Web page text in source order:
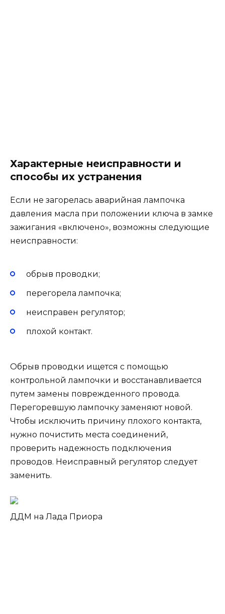
Характерные неисправности и
способы их устранения
Если не загорелась аварийная лампочка
давления масла при положении ключа в замке
зажигания «включено», возможны следующие
неисправности:
обрыв проводки;
перегорела лампочка;
неисправен регулятор;
плохой контакт.
Обрыв проводки ищется с помощью
контрольной лампочки и восстанавливается
путем замены поврежденного провода.
Перегоревшую лампочку заменяют новой.
Чтобы исключить причину плохого контакта,
нужно почистить места соединений,
проверить надежность подключения
проводов. Неисправный регулятор следует
заменить.
ДДМ на Лада Приора